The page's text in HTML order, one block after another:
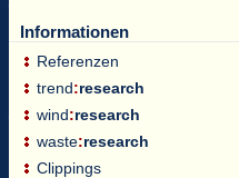
Informationen
Referenzen
trend:research
wind:research
waste:research
Clippings